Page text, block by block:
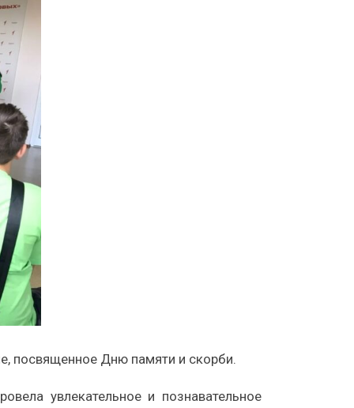
посвященное Дню памяти и скорби.
увлекательное и познавательное